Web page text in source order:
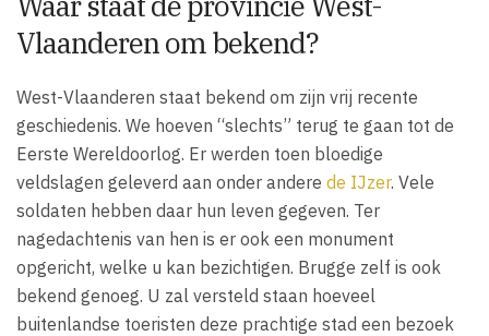
Vlaanderen om bekend?
West-Vlaanderen staat bekend om zijn vrij recente
geschiedenis. We hoeven “slechts” terug te gaan tot de
Eerste Wereldoorlog. Er werden toen bloedige
veldslagen geleverd aan onder andere de IJzer. Vele
soldaten hebben daar hun leven gegeven. Ter
nagedachtenis van hen is er ook een monument
opgericht, welke u kan bezichtigen. Brugge zelf is ook
bekend genoeg. U zal versteld staan hoeveel
buitenlandse toeristen deze prachtige stad een bezoek